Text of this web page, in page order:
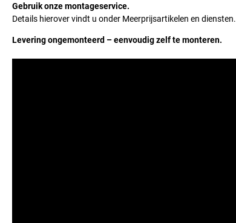
Gebruik onze montageservice.
Details hierover vindt u onder Meerprijsartikelen en diensten.
Levering ongemonteerd – eenvoudig zelf te monteren.